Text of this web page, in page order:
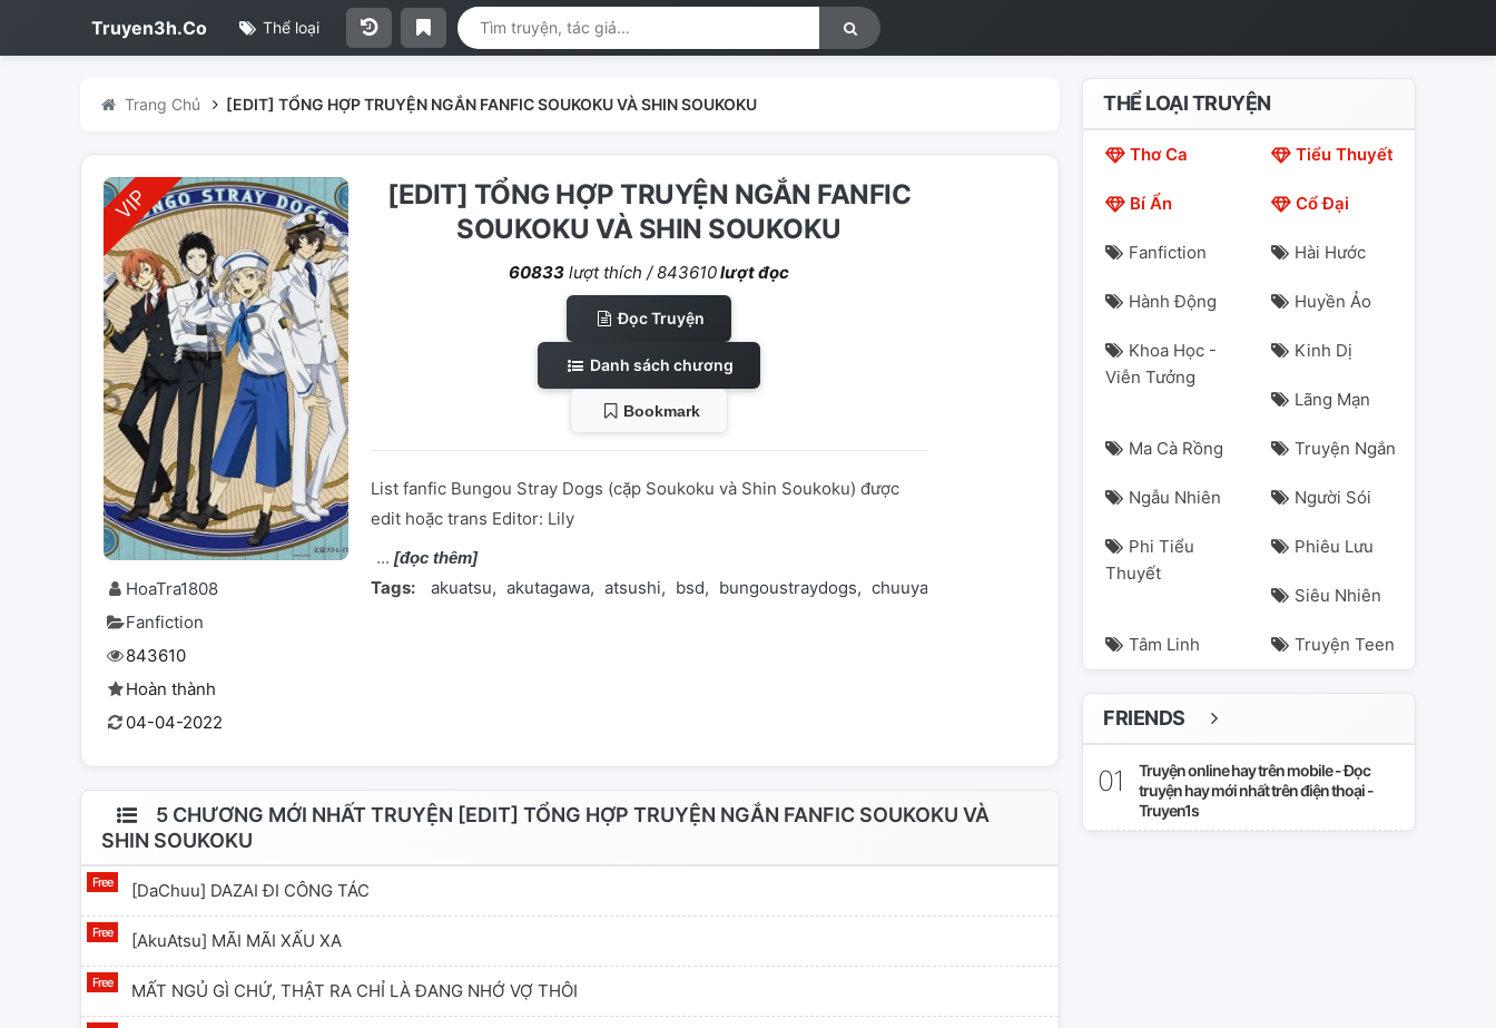
Truyen3h.Co Thể loại
Trang Chủ [EDIT] TỔNG HỢP TRUYỆN NGẮN FANFIC SOUKOKU VÀ SHIN SOUKOKU
HoaTra1808
Fanfiction
843610
Hoàn thành
04-04-2022
[EDIT] TỔNG HỢP TRUYỆN NGẮN FANFIC
SOUKOKU VÀ SHIN SOUKOKU
60833 lượt thích /843610lượt đọc
Đọc Truyện
Danh sách chương
Bookmark
List fanfic Bungou Stray Dogs (cặp Soukoku và Shin Soukoku) được
edit hoặc trans Editor: Lily
[đọc thêm]
Tags: akuatsu akutagawa atsushi bsd bungoustraydogs chuuya shinsoukoku
5 CHƯƠNG MỚI NHẤT TRUYỆN [EDIT] TỔNG HỢP TRUYỆN NGẮN FANFIC SOUKOKU VÀ
SHIN SOUKOKU
[DaChuu] DAZAI ĐI CÔNG TÁC
[AkuAtsu] MÃI MÃI XẤU XA
MẤT NGỦ GÌ CHỨ, THẬT RA CHỈ LÀ ĐANG NHỚ VỢ THÔI
THỂ LOẠI TRUYỆN
Thơ Ca Tiểu Thuyết
Bí Ẩn Cổ Đại
Fanfiction Hài Hước
Hành Động Huyền Ảo
Khoa Học -
Viễn Tưởng
Kinh Dị
Lãng Mạn
Ma Cà Rồng Truyện Ngắn
Ngẫu Nhiên Người Sói
Phi Tiểu
Thuyết
Phiêu Lưu
Siêu Nhiên
Tâm Linh Truyện Teen
FRIENDS
Truyện online hay trên mobile - Đọc
truyện hay mới nhất trên điện thoại -
Truyen1s